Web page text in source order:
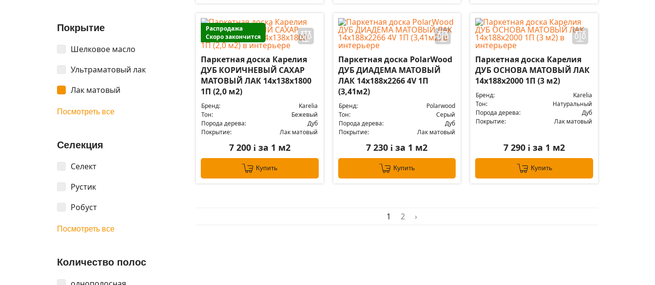
Покрытие
Шелковое масло
Ультраматовый лак
Лак матовый
Посмотреть все
Селекция
Селект
Рустик
Робуст
Посмотреть все
Количество полос
Распродажа
Скоро закончится
Паркетная доска Карелия
ДУБ КОРИЧНЕВЫЙ САХАР
МАТОВЫЙ ЛАК 14x138x1800
1П (2,0 м2)
Бренд:
Karelia
Тон:
Бежевый
Порода дерева:
Дуб
Покрытие:
Лак матовый
7 200 iза 1 м2
Купить
Паркетная доска PolarWood
ДУБ ДИАДЕМА МАТОВЫЙ
ЛАК 14x188x2266 4V 1П
(3,41м2)
Бренд:
Polarwood
Тон:
Серый
Порода дерева:
Дуб
Покрытие:
Лак матовый
7 230i за 1 м2
Купить
Паркетная доска Карелия
ДУБ ОСНОВА МАТОВЫЙ ЛАК
14x188x2000 1П (3 м2)
Бренд:
Karelia
Тон:
Натуральный
Порода дерева:
Дуб
Покрытие:
Лак матовый
7 290i за 1 м2
Купить
1 2 ›